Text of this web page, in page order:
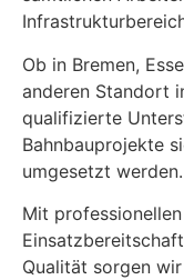
Ob in Bremen,
anderen Standort
qualifizierte
Bahnbauprojekte
umgesetzt werden.
Mit
Qualität sorgen